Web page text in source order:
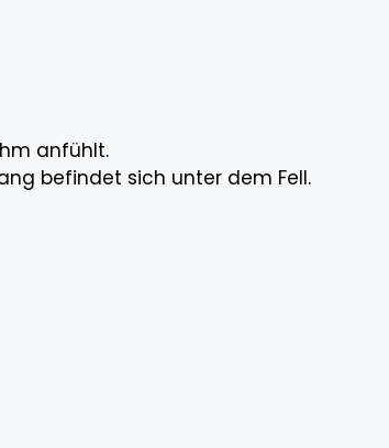
anfühlt.
befindet sich unter dem Fell.